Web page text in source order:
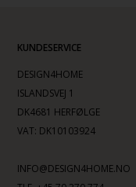
KUNDESERVICE
DESIGN4HOME
ISLANDSVEJ 1
DK4681 HERFØLGE
VAT: DK10103924
INFO@DESIGN4HOME.NO